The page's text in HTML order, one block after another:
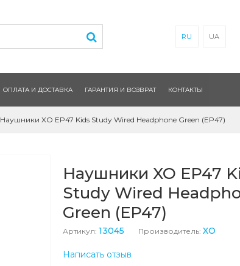
RU UA
ОПЛАТА И ДОСТАВКА ГАРАНТИЯ И ВОЗВРАТ КОНТАКТЫ
Наушники XO EP47 Kids Study Wired Headphone Green (EP47)
Наушники XO EP47
Study Wired
Green (EP47)
Артикул: 13045 Производитель: XO
Написать отзыв